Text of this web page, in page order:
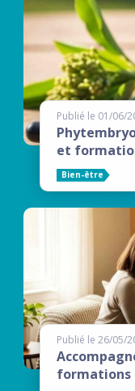
Publié le 01/06/
et
Bien-être
Publié le 26/05/
formations